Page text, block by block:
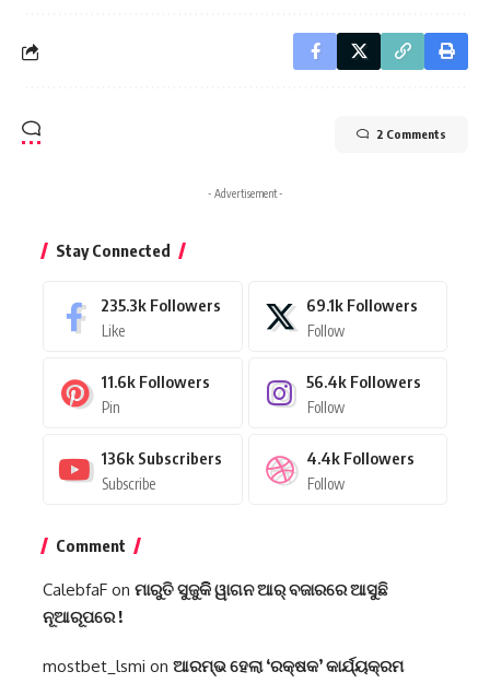
2 Comments
- Advertisement -
Stay Connected
235.3k Followers
Like
69.1k Followers
Follow
11.6k Followers
Pin
56.4k Followers
Follow
136k Subscribers
Subscribe
4.4k Followers
Follow
Comment
CalebfaF on ମାରୁତି ସୁଜୁକିି ୱାଗନ ଆର୍ ବଜାରରେ ଆସୁଛି
ନୂଆରୂପରେ !
mostbet_lsmi on ଆରମ୍ଭ ହେଲା ‘ରକ୍ଷକ’ କାର୍ଯ୍ୟକ୍ରମ